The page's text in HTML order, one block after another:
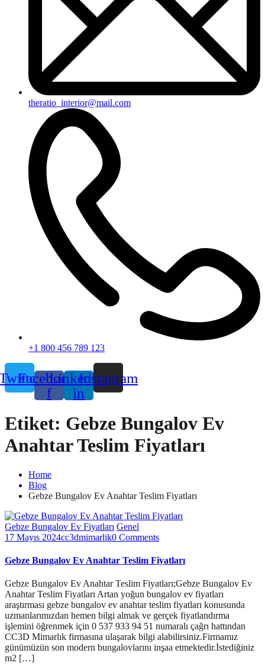
theratio_interior@mail.com
+1 800 456 789 123
Facebook-
f
Linkedin-
in
Instagram
Etiket: Gebze Bungalov Ev
Anahtar Teslim Fiyatları
Home
Blog
Gebze Bungalov Ev Anahtar Teslim Fiyatları
Gebze Bungalov Ev Fiyatları Genel
17 Mayıs 2024cc3dmimarlik0 Comments
Gebze Bungalov Ev Anahtar Teslim Fiyatları
Gebze Bungalov Ev Anahtar Teslim Fiyatları;Gebze Bungalov Ev
Anahtar Teslim Fiyatları Artan yoğun bungalov ev fiyatları
araştırması gebze bungalov ev anahtar teslim fiyatları konusunda
uzmanlarımızdan hemen bilgi almak ve gerçek fiyatlandırma
işlemini öğrenmek için 0 537 933 94 51 numaralı çağrı hattından
CC3D Mimarlık firmasına ulaşarak bilgi alabilirsiniz.Firmamız
günümüzün son modern bungalovlarını inşaa etmektedir.İstediğiniz
m2 […]